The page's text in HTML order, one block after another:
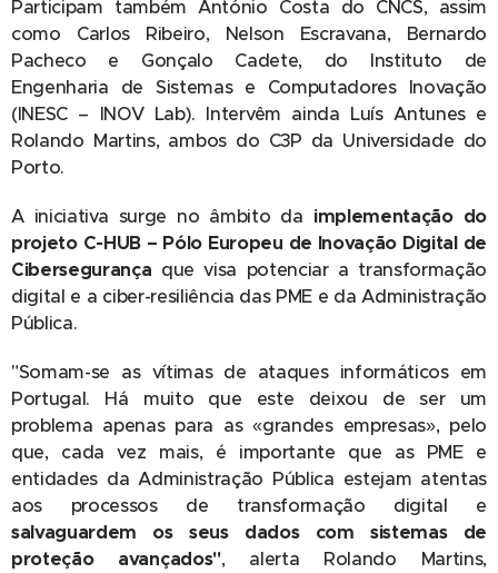
Participam também António Costa do CNCS, assim
como Carlos Ribeiro, Nelson Escravana, Bernardo
Pacheco e Gonçalo Cadete, do Instituto de
Engenharia de Sistemas e Computadores Inovação
(INESC – INOV Lab). Intervêm ainda Luís Antunes e
Rolando Martins, ambos do C3P da Universidade do
Porto.
A iniciativa surge no âmbito da implementação do
projeto C-HUB – Pólo Europeu de Inovação Digital de
Cibersegurança que visa potenciar a transformação
digital e a ciber-resiliência das PME e da Administração
Pública.
"Somam-se as vítimas de ataques informáticos em
Portugal. Há muito que este deixou de ser um
problema apenas para as «grandes empresas», pelo
que, cada vez mais, é importante que as PME e
entidades da Administração Pública estejam atentas
aos processos de transformação digital e
salvaguardem os seus dados com sistemas de
proteção avançados", alerta Rolando Martins,